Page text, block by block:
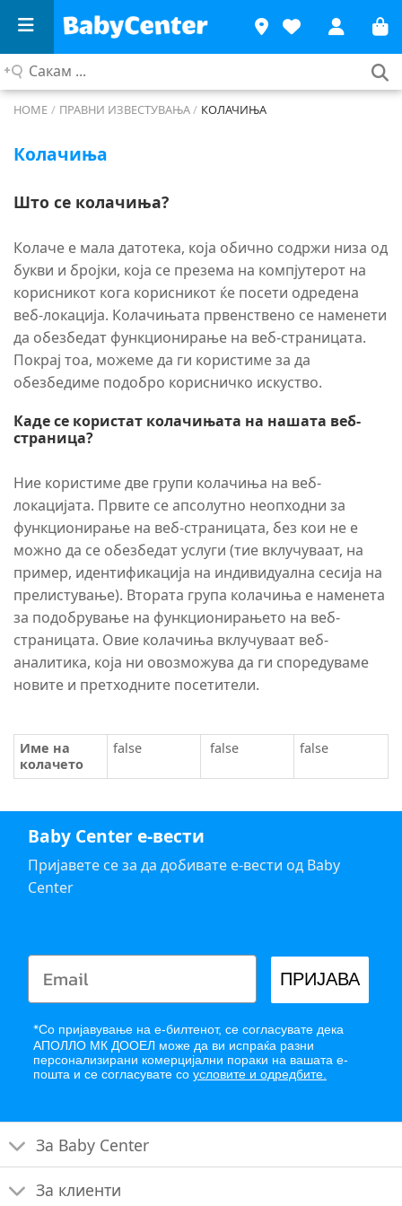
Сакам
HOME / ПРАВНИ ИЗВЕСТУВАЊА / КОЛАЧИЊА
Колачиња
Што се колачиња?
Колаче е мала датотека, која обично содржи низа од
букви и бројки, која се презема на компјутерот на
корисникот кога корисникот ќе посети одредена
веб-локација. Колачињата првенствено се наменети
да обезбедат функционирање на веб-страницата.
Покрај тоа, можеме да ги користиме за да
обезбедиме подобро корисничко искуство.
Каде се користат колачињата на нашата веб-
страница?
Ние користиме две групи колачиња на веб-
локацијата. Првите се апсолутно неопходни за
функционирање на веб-страницата, без кои не е
можно да се обезбедат услуги (тие вклучуваат, на
пример, идентификација на индивидуална сесија на
прелистување). Втората група колачиња е наменета
за подобрување на функционирањето на веб-
страницата. Овие колачиња вклучуваат веб-
аналитика, која ни овозможува да ги споредуваме
новите и претходните посетители.
Име на
колачето
false false false
Baby Center е-вести
Пријавете се за да добивате е-вести од Baby
Center
ПРИЈАВА
*Со пријавување на е-билтенот, се согласувате дека
АПОЛЛО МК ДООЕЛ може да ви испраќа разни
персонализирани комерцијални пораки на вашата е-
пошта и се согласувате со условите и одредбите.
За Baby Center
За клиенти